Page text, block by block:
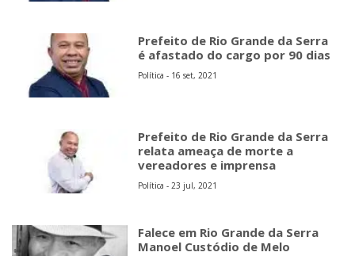
Prefeito de Rio Grande da Serra
é afastado do cargo por 90 dias
Política - 16 set, 2021
Prefeito de Rio Grande da Serra
relata ameaça de morte a
vereadores e imprensa
Política - 23 jul, 2021
Falece em Rio Grande da Serra
Manoel Custódio de Melo